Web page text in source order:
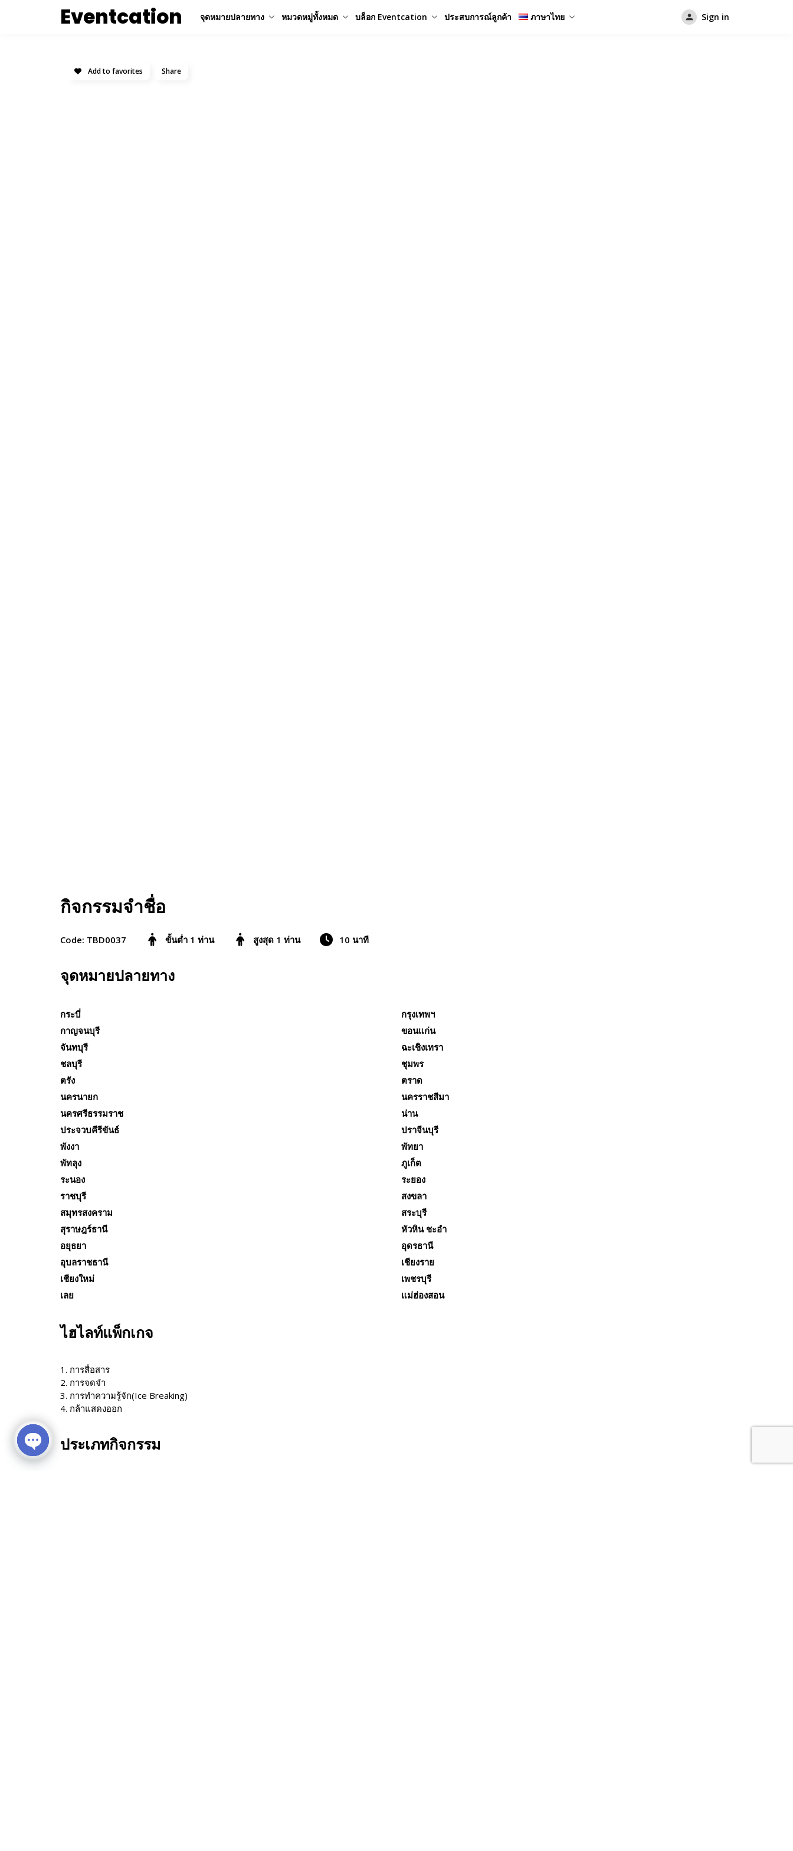
Eventcation จุดหมายปลายทาง หมวดหมู่ทั้งหมด บล็อก Eventcation ประสบการณ์ลูกค้า ภาษาไทย Sign in
Add to favorites Share
กิจกรรมจำชื่อ
Code: TBD0037 ขั้นต่ำ 1 ท่าน สูงสุด 1 ท่าน 10 นาที
จุดหมายปลายทาง
กระบี่
กรุงเทพฯ
กาญจนบุรี
ขอนแก่น
จันทบุรี
ฉะเชิงเทรา
ชลบุรี
ชุมพร
ตรัง
ตราด
นครนายก
นครราชสีมา
นครศรีธรรมราช
น่าน
ประจวบคีรีขันธ์
ปราจีนบุรี
พังงา
พัทยา
พัทลุง
ภูเก็ต
ระนอง
ระยอง
ราชบุรี
สงขลา
สมุทรสงคราม
สระบุรี
สุราษฎร์ธานี
หัวหิน ชะอำ
อยุธยา
อุดรธานี
อุบลราชธานี
เชียงราย
เชียงใหม่
เพชรบุรี
เลย
แม่ฮ่องสอน
ไฮไลท์แพ็กเกจ
1. การสื่อสาร
2. การจดจำ
3. การทำความรู้จัก(Ice Breaking)
4. กล้าแสดงออก
ประเภทกิจกรรม